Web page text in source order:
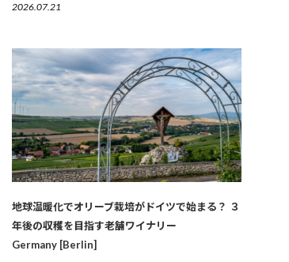
2026.07.21
地球温暖化でオリーブ栽培がドイツで始まる？ ３
年後の収穫を目指す老舗ワイナリー
Germany [Berlin]